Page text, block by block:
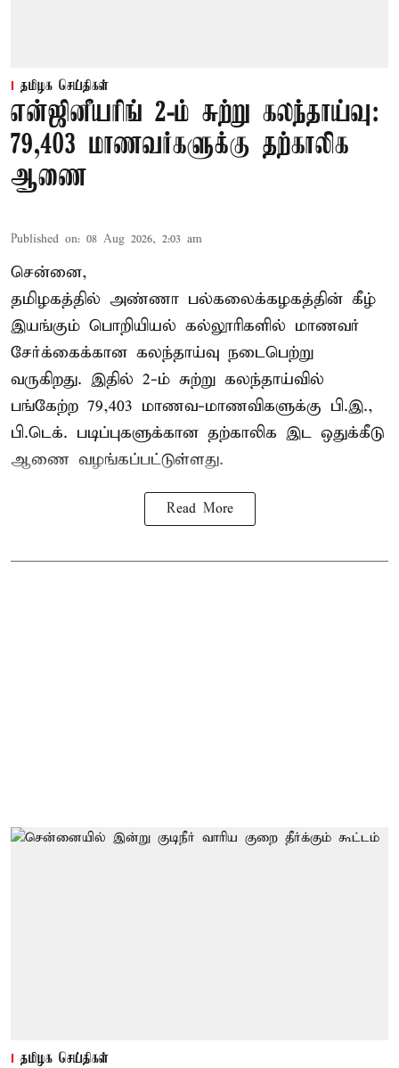
தமிழக செய்திகள்
என்ஜினீயரிங் 2-ம் சுற்று கலந்தாய்வு:
79,403 மாணவர்களுக்கு தற்காலிக
ஆணை
Published on: 08 Aug 2026, 2:03 am
சென்னை,
தமிழகத்தில் அண்ணா பல்கலைக்கழகத்தின் கீழ்
இயங்கும் பொறியியல் கல்லூரிகளில் மாணவர்
சேர்க்கைக்கான கலந்தாய்வு நடைபெற்று
வருகிறது. இதில் 2-ம் சுற்று கலந்தாய்வில்
பங்கேற்ற 79,403 மாணவ-மாணவிகளுக்கு பி.இ.,
பி.டெக். படிப்புகளுக்கான தற்காலிக இட ஒதுக்கீடு
ஆணை வழங்கப்பட்டுள்ளது.
Read More
தமிழக செய்திகள்